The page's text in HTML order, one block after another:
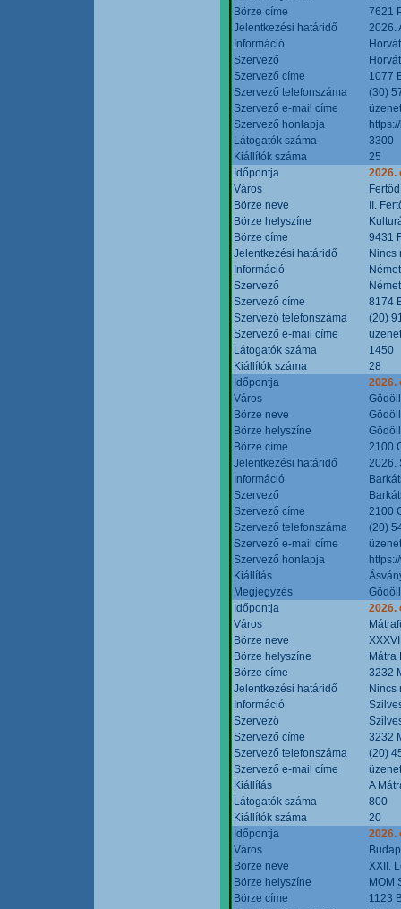
Börze címe
7621
Jelentkezési határidő
2026.
Információ
Szervező
Szervező címe
1077
Szervező telefonszáma
(30)
Szervező e-mail címe
Szervező honlapja
Látogatók száma
3300
Kiállítók száma
25
Időpontja
2026.
Város
Fertőd
Börze neve
II.
Börze helyszíne
Börze címe
9431
Jelentkezési határidő
Nincs
Információ
Szervező
Szervező címe
8174
Szervező telefonszáma
(20)
Szervező e-mail címe
Látogatók száma
1450
Kiállítók száma
28
Időpontja
2026.
Város
Börze neve
Börze helyszíne
Börze címe
2100
Jelentkezési határidő
2026.
Információ
Szervező
Szervező címe
2100
Szervező telefonszáma
(20)
Szervező e-mail címe
Szervező honlapja
Kiállítás
Megjegyzés
Időpontja
2026.
Város
Börze neve
Börze helyszíne
Mátra
Börze címe
3232
Jelentkezési határidő
Nincs
Információ
Szervező
Szervező címe
3232
Szervező telefonszáma
(20)
Szervező e-mail címe
Kiállítás
A
Látogatók száma
800
Kiállítók száma
20
Időpontja
2026.
Város
Börze neve
XXII.
Börze helyszíne
MOM
Börze címe
1123